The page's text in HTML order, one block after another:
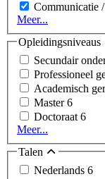
Communicatie
Meer...
Opleidingsniveaus
Secundair
Professioneel
Academisch
Master6
Doctoraat 6
Meer...
Talen
Nederlands 6